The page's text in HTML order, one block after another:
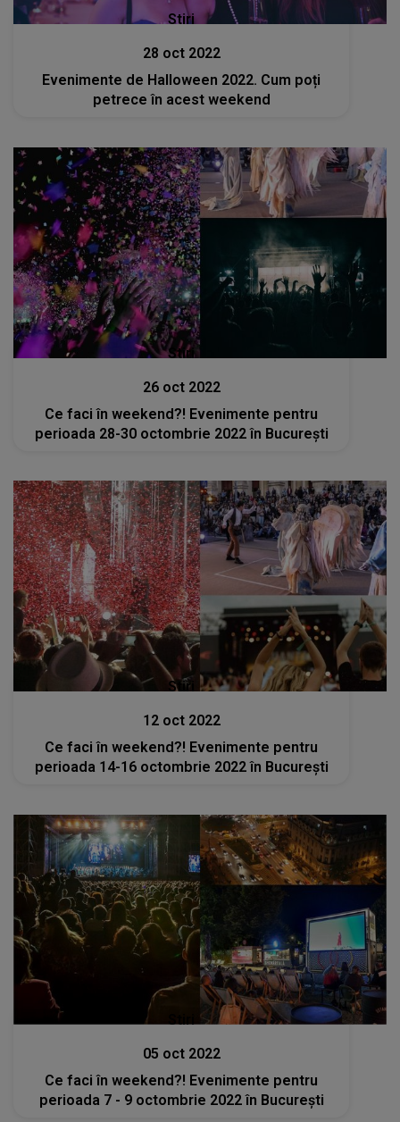
Stiri
28 oct 2022
Evenimente de Halloween 2022. Cum poți
petrece în acest weekend
Stiri
26 oct 2022
Ce faci în weekend?! Evenimente pentru
perioada 28-30 octombrie 2022 în București
Stiri
12 oct 2022
Ce faci în weekend?! Evenimente pentru
perioada 14-16 octombrie 2022 în București
Stiri
05 oct 2022
Ce faci în weekend?! Evenimente pentru
perioada 7 - 9 octombrie 2022 în București